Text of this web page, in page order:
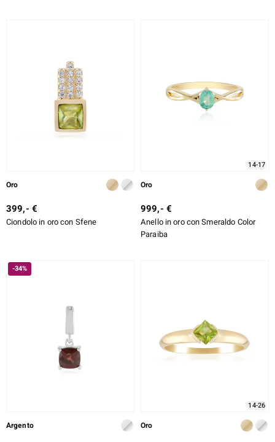
Oro
399,- €
Ciondolo in oro con Sfene
14-17
Oro
999,- €
Anello in oro con Smeraldo Color
Paraiba
-34%
Argento
14-26
Oro